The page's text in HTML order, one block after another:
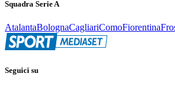
Squadra Serie A
AtalantaBolognaCagliariComoFiorentina
Seguici su